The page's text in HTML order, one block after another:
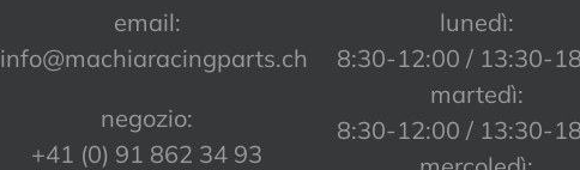
email:
info@machiaracingparts.ch
negozio:
+41 (0) 91 862 34 93
lunedì:
8:30-12:00 / 13:30-
martedì:
8:30-12:00 / 13:30-